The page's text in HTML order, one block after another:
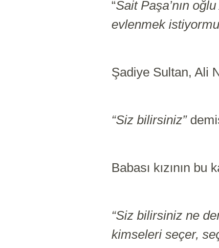
“Sait Paşa’nın
evlenmek
Şadiye Sultan, Ali
“Siz bilirsiniz”
Babası kızının
“Siz bilirsiniz ne
kimseleri seçer,